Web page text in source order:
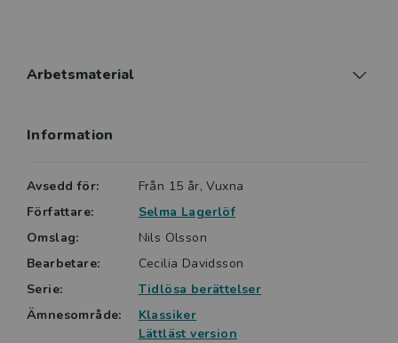
sägen och spökhistoria, där gränsen mellan verklighet
Lättlästa böcker från Vilja är ofta något kortare, har
en vuxen läsare. Viljas böcker är indelade i sex nivåer,
Arbetsmaterial
Information
Avsedd för:
Från 15 år, Vuxna
Författare:
Selma Lagerlöf
Omslag:
Nils Olsson
Bearbetare:
Cecilia Davidsson
Serie:
Tidlösa berättelser
Ämnesområde:
Klassiker
Lättläst version